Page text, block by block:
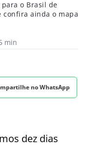
o Brasil de
confira ainda o mapa
min
no WhatsApp
dez dias